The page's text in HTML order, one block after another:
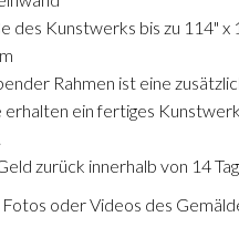
des Kunstwerks bis zu 114" x
Rahmen ist eine
erhalten ein fertiges
zurück innerhalb von 14
oder Videos des